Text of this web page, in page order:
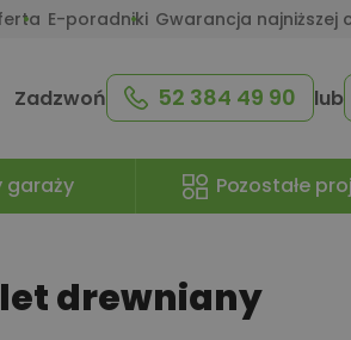
E-poradniki Gwarancja najniższej
Zadzwoń 52 384 49 90 lub
garaży Pozostałe
drewniany